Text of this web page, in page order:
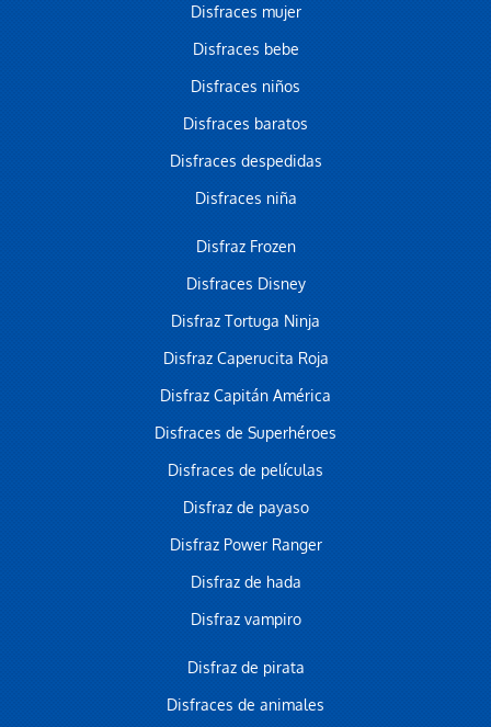
Disfraces mujer
Disfraces bebe
Disfraces niños
Disfraces baratos
Disfraces despedidas
Disfraces niña
Disfraz Frozen
Disfraces Disney
Disfraz Tortuga Ninja
Disfraz Caperucita Roja
Disfraz Capitán América
Disfraces de Superhéroes
Disfraces de películas
Disfraz de payaso
Disfraz Power Ranger
Disfraz de hada
Disfraz vampiro
Disfraz de pirata
Disfraces de animales